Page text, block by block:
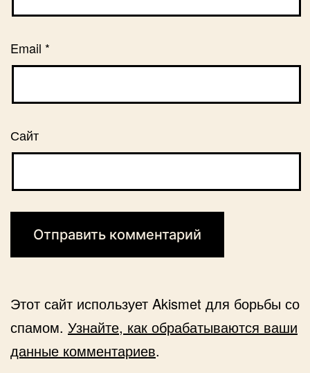
Email *
Сайт
Этот сайт использует Akismet для борьбы со
спамом. Узнайте, как обрабатываются ваши
данные комментариев.